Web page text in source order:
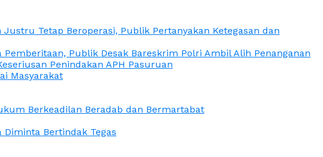
Tetap Beroperasi, Publik Pertanyakan Ketegasan dan
Publik Desak Bareskrim Polri Ambil Alih Penanganan
Penindakan APH Pasuruan
Masyarakat
Berkeadilan Beradab dan Bermartabat
Bertindak Tegas